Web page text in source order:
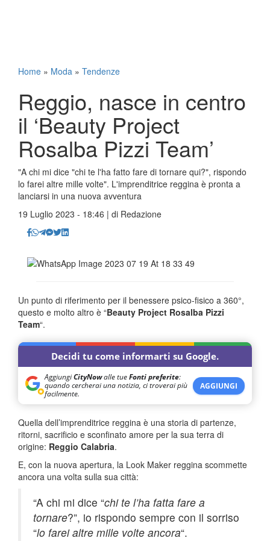
Home » Moda » Tendenze
Reggio, nasce in centro
il ‘Beauty Project
Rosalba Pizzi Team’
"A chi mi dice "chi te l'ha fatto fare di tornare qui?", rispondo
lo farei altre mille volte". L'imprenditrice reggina è pronta a
lanciarsi in una nuova avventura
19 Luglio 2023 - 18:46 | di Redazione
Un punto di riferimento per il benessere psico-fisico a 360°,
questo e molto altro è “Beauty Project Rosalba Pizzi
Team“.
Decidi tu come informarti su Google.
AggiungiCityNowalle tueFonti preferite:
quando cercherai una notizia, ci troverai più
facilmente.
AGGIUNGI
Quella dell’imprenditrice reggina è una storia di partenze,
ritorni, sacrificio e sconfinato amore per la sua terra di
origine: Reggio Calabria.
E, con la nuova apertura, la Look Maker reggina scommette
ancora una volta sulla sua città:
“A chi mi dice “chi te l’ha fatta fare a
tornare?”, io rispondo sempre con il sorriso
“lo farei altre mille volte ancora“.